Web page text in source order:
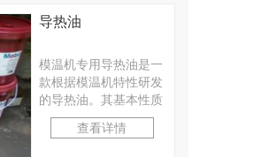
导热油
模温机专用导热油是一
款根据模温机特性研发
的导热油。其基本性质
与导热油相似，使用温
度在-5℃——305···
查看详情